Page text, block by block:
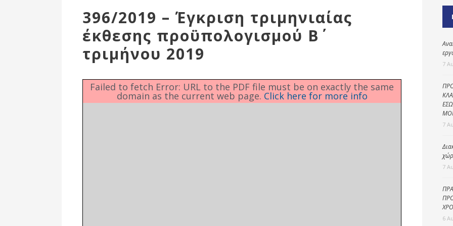
Δημοτικές
Ενότητες
προστασία
396/2019 – Έγκριση τριμηνιαίας
έκθεσης προϋπολογισμού Β΄
τριμήνου 2019
Failed to fetch Error: URL to the PDF file must be on exactly the same
domain as the current web page. Click here for more info
7
7
7
6